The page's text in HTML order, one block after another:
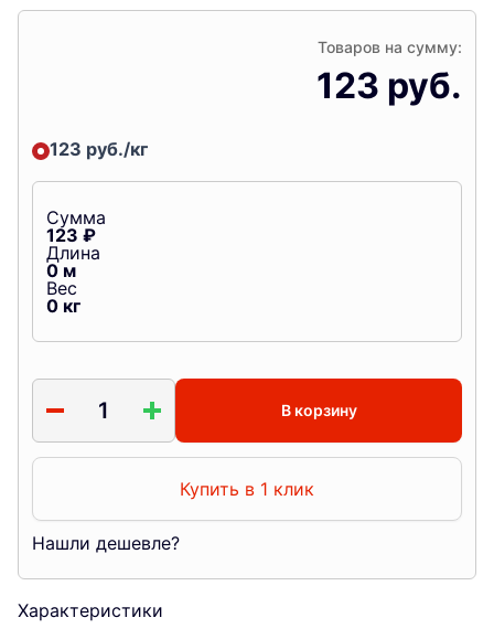
Характеристики
Товаров на сумму:
123 руб.
123 руб./кг
Сумма
123 ₽
Длина
0м
Вес
0 кг
В корзину
Купить в 1 клик
Нашли дешевле?